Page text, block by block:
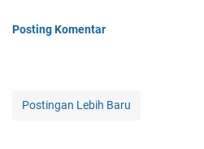
Posting Komentar
Postingan Lebih Baru